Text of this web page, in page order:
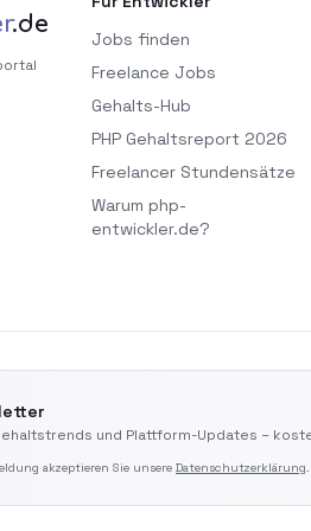
.de
Jobs finden
Freelance Jobs
Gehalts-Hub
PHP Gehaltsreport 2026
Freelancer Stundensätze
Warum php-
entwickler.de?
und Plattform-Updates –
akzeptieren Sie unsere Datenschutzerklärung.